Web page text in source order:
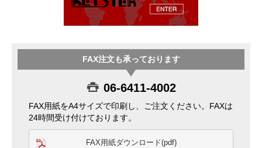
FAX注文も承っております
06-6411-4002
FAX用紙をA4サイズで印刷し、ご注文ください。FAXは
24時間受け付けております。
FAX用紙ダウンロード(pdf)